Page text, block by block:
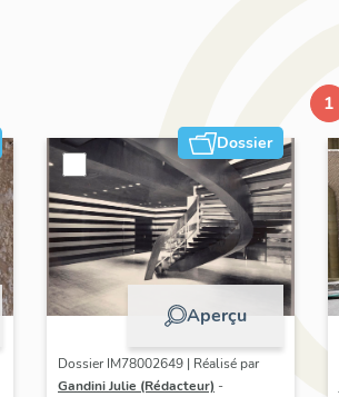
1
Dossier
Aperçu
Dossier IM78002649 | Réalisé par
Gandini Julie (Rédacteur) -